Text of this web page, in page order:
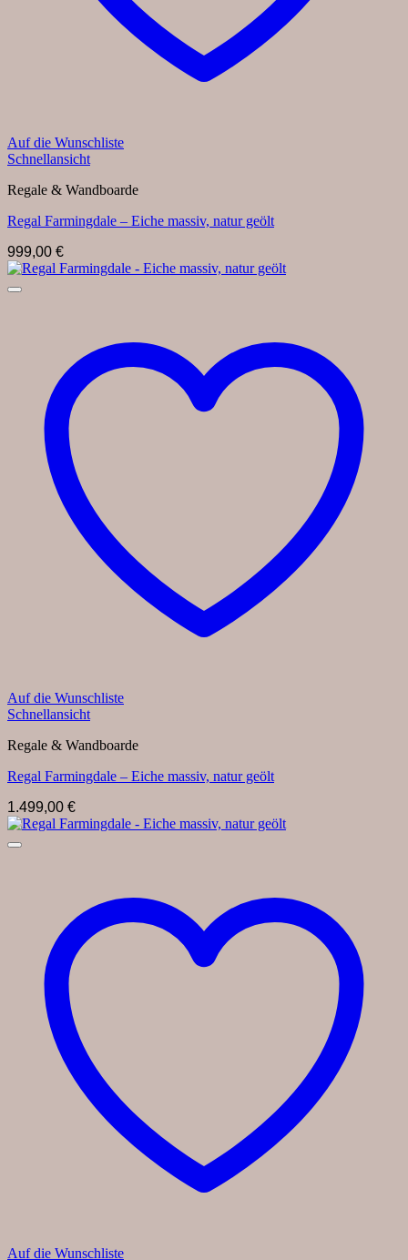
Auf die Wunschliste
Schnellansicht
Regale & Wandboarde
Regal Farmingdale – Eiche massiv, natur geölt
999,00 €
Auf die Wunschliste
Schnellansicht
Regale & Wandboarde
Regal Farmingdale – Eiche massiv, natur geölt
1.499,00 €
Auf die Wunschliste